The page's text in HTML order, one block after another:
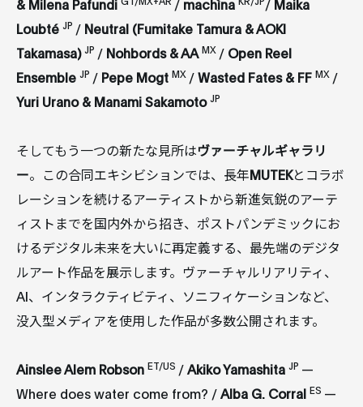
& Milena Pafundi
/ machìna / Maika
Loubté JP / Neutral (Fumitake Tamura & AOKI
Takamasa) JP / Nohbords & AA MX / Open Reel
Ensemble JP / Pepe Mogt MX /Wasted Fates & FF MX /
Yuri Urano & Manami Sakamoto JP
そしてもう一つの新たな見所はヴァーチャルギャラリ
ー。この合同エキシビションでは、長年MUTEKとコラボ
レーションを続けるアーティストから新進気鋭のアーテ
ィストまでを国内外から招き、ポストパンデミックにお
けるデジタル未来を大いに再定義する、最先端のデジタ
ルアート作品を展示します。ヴァーチャルリアリティ、
AI、インタラクティビティ、ソニフィケーションなど、
没入型メディアを使用した作品が多数公開されます。
Ainslee Alem Robson ET/US /Akiko Yamashita JP —
Where does water come from? /Alba G. Corral ES —